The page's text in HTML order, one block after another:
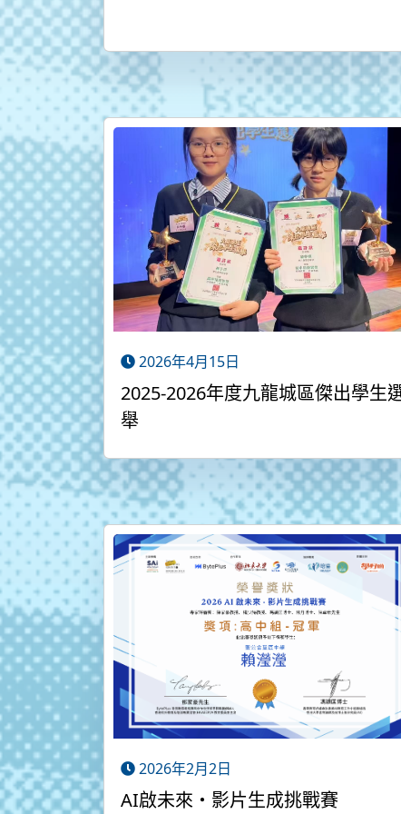
2026年4月15日
2025-2026年度九龍城區傑出學生
舉
2026年2月2日
AI啟未來・影片生成挑戰賽